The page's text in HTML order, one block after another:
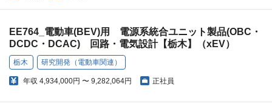
EE764_電動車(BEV)用 電源系統合ユニット製品(OBC・
DCDC・DCAC) 回路・電気設計【栃木】（xEV）
栃木 研究開発（電動車関連）
年収 4,934,000円 〜 9,282,064円 正社員